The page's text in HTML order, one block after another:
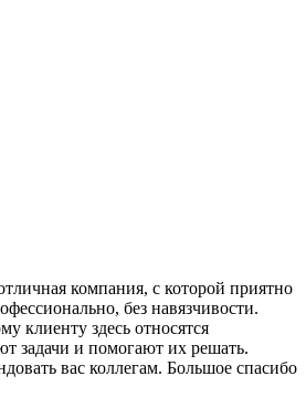
компания, с которой приятно
без навязчивости.
клиенту здесь относятся
задачи и помогают их решать.
вас коллегам. Большое спасибо